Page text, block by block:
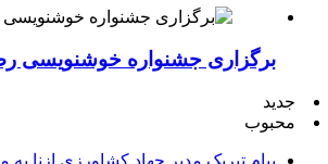
برگزاری جشنواره خوشنویسی
جدید
محبوب